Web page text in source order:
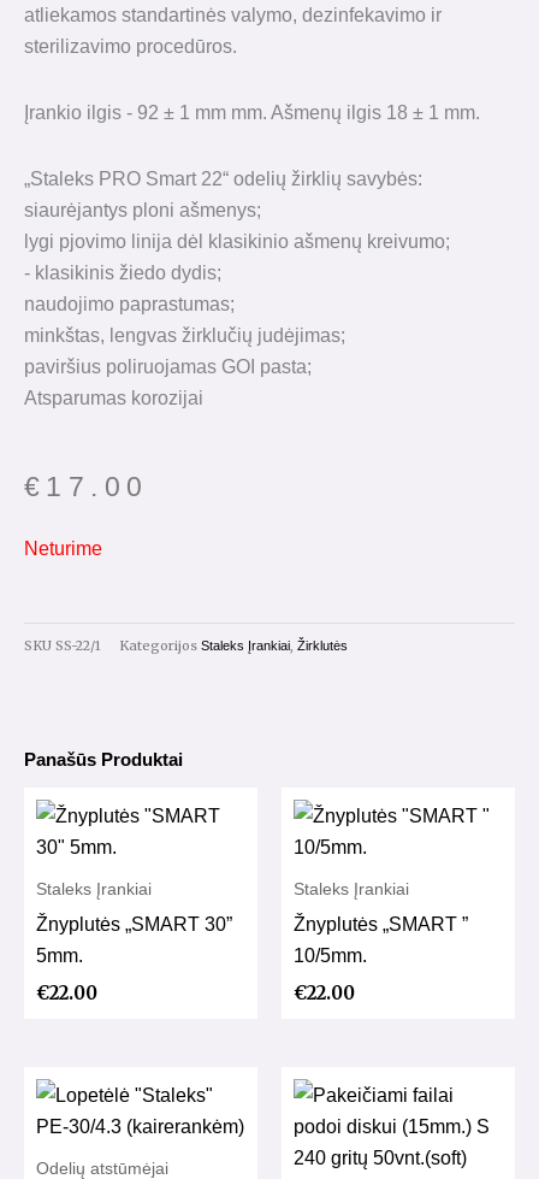
atliekamos standartinės valymo, dezinfekavimo ir
sterilizavimo procedūros.
Įrankio ilgis - 92 ± 1 mm mm. Ašmenų ilgis 18 ± 1 mm.
„Staleks PRO Smart 22“ odelių žirklių savybės:
siaurėjantys ploni ašmenys;
lygi pjovimo linija dėl klasikinio ašmenų kreivumo;
- klasikinis žiedo dydis;
naudojimo paprastumas;
minkštas, lengvas žirklučių judėjimas;
paviršius poliruojamas GOI pasta;
Atsparumas korozijai
€ 17.00
Neturime
SKU SS-22/1 Kategorijos Staleks Įrankiai, Žirklutės
Panašūs Produktai
Staleks Įrankiai
Žnyplutės „SMART 30”
5mm.
€22.00
Staleks Įrankiai
Žnyplutės „SMART ”
10/5mm.
€22.00
Odelių atstūmėjai